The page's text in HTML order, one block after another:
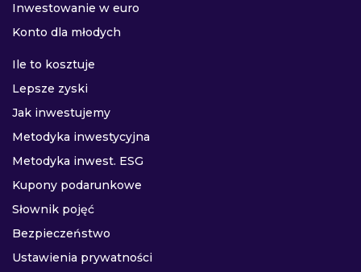
Inwestowanie w euro
Konto dla młodych
Ile to kosztuje
Lepsze zyski
Jak inwestujemy
Metodyka inwestycyjna
Metodyka inwest. ESG
Kupony podarunkowe
Słownik pojęć
Bezpieczeństwo
Ustawienia prywatności